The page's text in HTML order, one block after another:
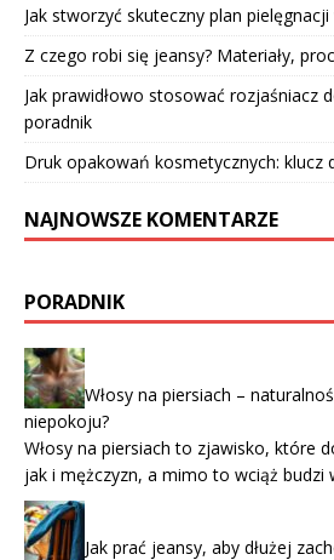
Jak stworzyć skuteczny plan
Z czego robi się jeansy? Materiały,
Jak prawidłowo stosować rozjaśniacz
poradnik
Druk opakowań kosmetycznych: klucz
NAJNOWSZE KOMENTARZE
PORADNIK
Włosy na piersiach –
niepokoju?
Włosy na piersiach to zjawisko, które
jak i mężczyzn, a mimo to wciąż
Jak prać jeansy, aby dłużej